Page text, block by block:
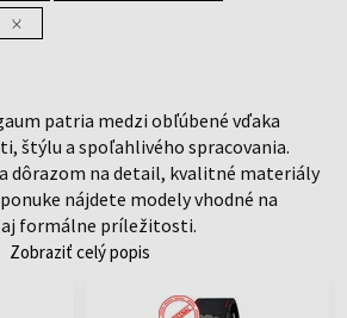
patria medzi obľúbené vďaka
štýlu a spoľahlivého spracovania.
dôrazom na detail, kvalitné materiály
nájdete modely vhodné na
aj formálne príležitosti.
Zobraziť celý popis